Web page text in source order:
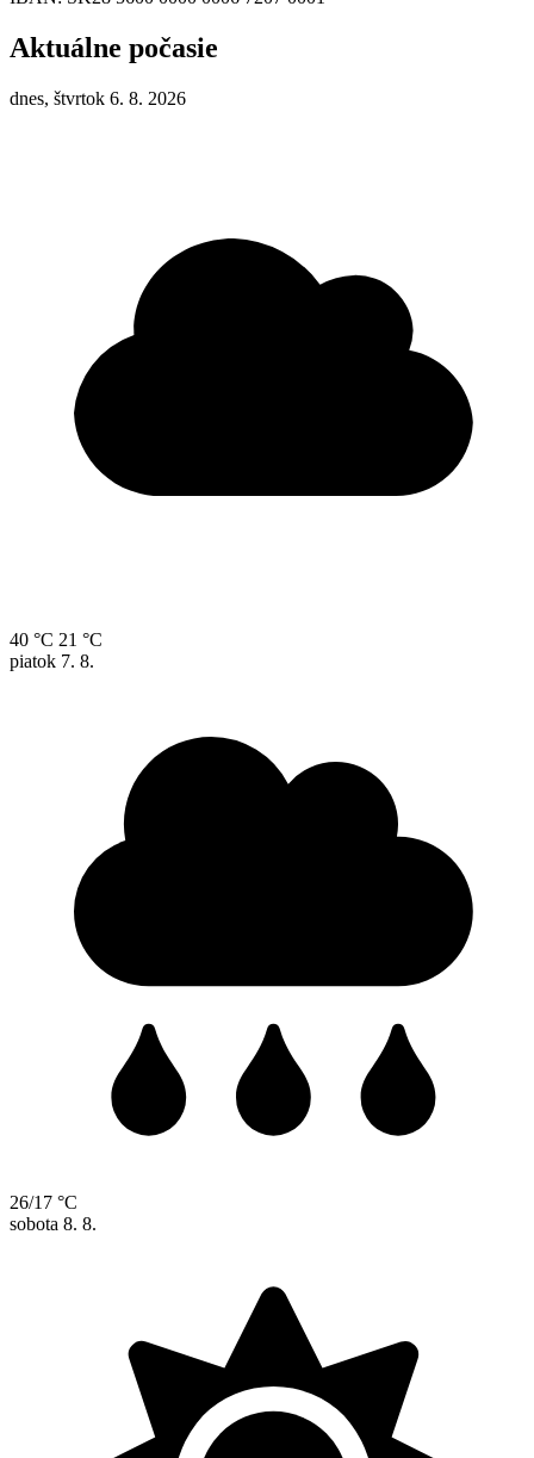
Aktuálne počasie
dnes, štvrtok 6. 8. 2026
40 °C 21 °C
piatok 7. 8.
26/17 °C
sobota 8. 8.